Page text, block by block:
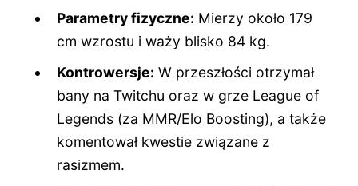
Parametry fizyczne: Mierzy około 179
cm wzrostu i waży blisko 84 kg.
Kontrowersje: W przeszłości otrzymał
bany na Twitchu oraz w grze League of
Legends (za MMR/Elo Boosting), a także
komentował kwestie związane z
rasizmem.